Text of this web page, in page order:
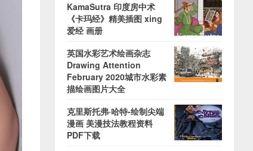
KamaSutra 印度房中术
《卡玛经》精美插图 xing
爱经 画册
英国水彩艺术绘画杂志
Drawing Attention
February 2020城市水彩素
描绘画图片大全
克里斯托弗·哈特-绘制尖端
漫画 美漫技法教程资料
PDF下载